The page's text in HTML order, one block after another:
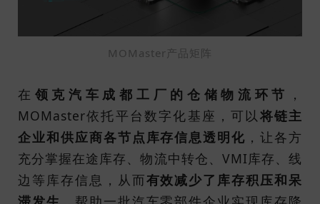
MOMaster产品矩阵
在 领克汽车成都工厂的仓储物流环节 ，
MOMaster依托平台数字化基座，可以将链主
企业和供应商各节点库存信息透明化 ，让各方
充分掌握在途库存、物流中转仓、VMI库存、线
边等库存信息，从而有效减少了库存积压和呆